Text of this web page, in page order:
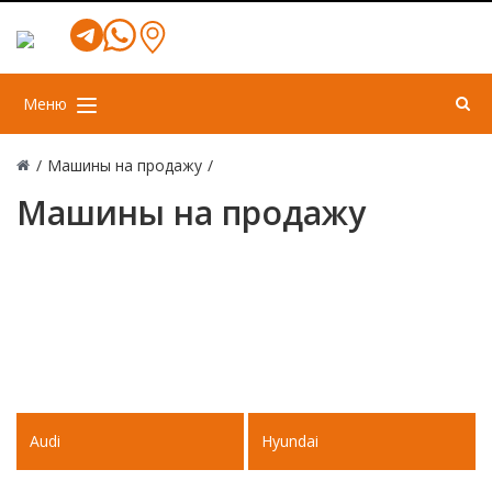
Меню
/ Машины на продажу /
Машины на продажу
Audi Hyundai